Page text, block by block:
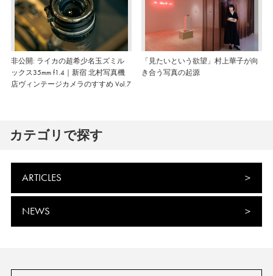
非公開: ライカの超希少名玉ズミル
ックス35mm f1.4｜新宿 北村写真機
店ヴィンテージカメラのすすめ Vol.7
「見たいという欲望」村上華子が向
き合う写真の起源
カテゴリで探す
ARTICLES
NEWS